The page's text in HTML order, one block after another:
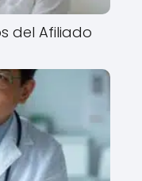
del Afiliado